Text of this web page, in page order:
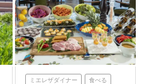
ミエレザダイナー 食べる